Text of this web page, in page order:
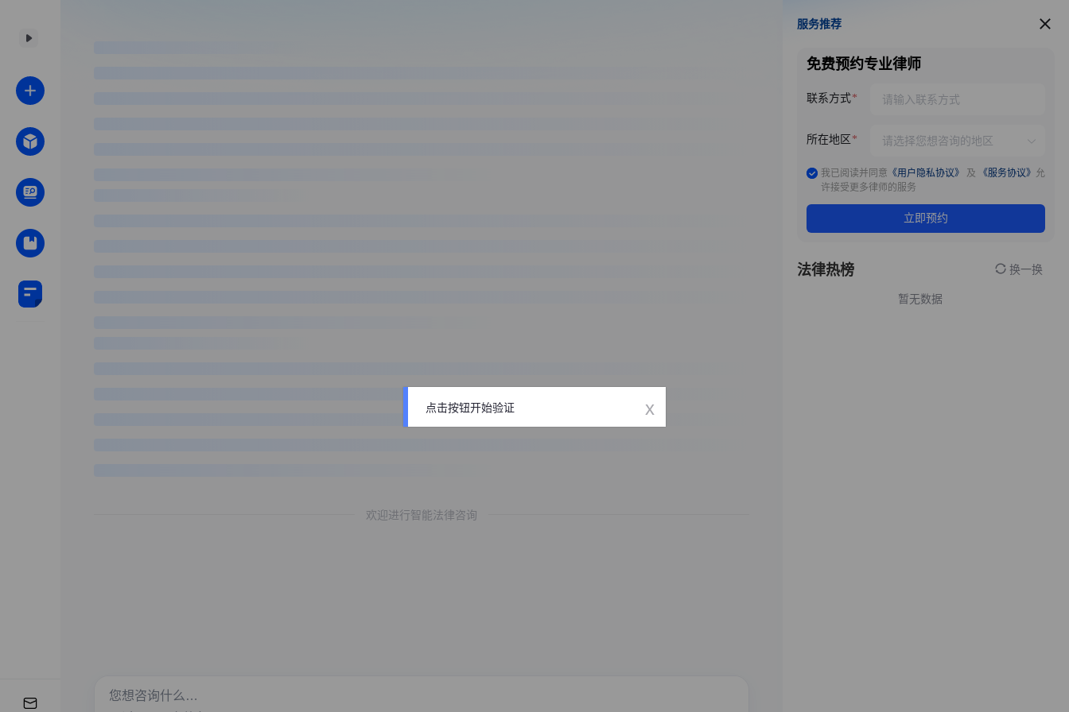
欢迎进行智能法律咨询
服务推荐
服务推荐
免费预约专业律师
联系方式
所在地区
我已阅读并同意 《用户隐私协议》 及 《服务协议》 允
许接受更多律师的服务
立即预约
法律热榜 换一换
暂无数据
点击按钮开始验证 x